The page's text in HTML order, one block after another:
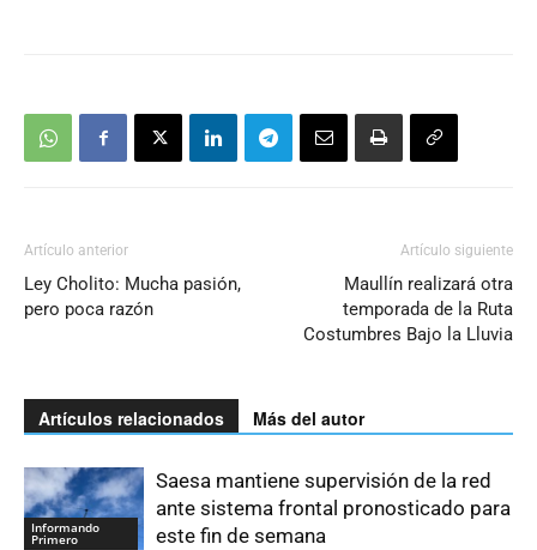
Artículo anterior
Ley Cholito: Mucha pasión,
pero poca razón
Artículo siguiente
Maullín realizará otra
temporada de la Ruta
Costumbres Bajo la Lluvia
Artículos relacionados Más del autor
Informando
Primero
Saesa mantiene supervisión de la red
ante sistema frontal pronosticado para
este fin de semana